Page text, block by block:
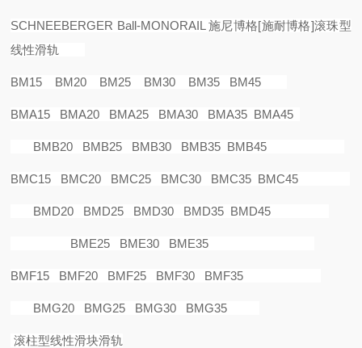
SCHNEEBERGER Ball-MONORAIL施尼博格[施耐博格]滚珠型
线性滑轨
BM15 BM20 BM25 BM30 BM35 BM45
BMA15 BMA20 BMA25 BMA30 BMA35 BMA45
BMB20 BMB25 BMB30 BMB35 BMB45
BMC15 BMC20 BMC25 BMC30 BMC35 BMC45
BMD20 BMD25 BMD30 BMD35 BMD45
BME25 BME30 BME35
BMF15 BMF20 BMF25 BMF30 BMF35
BMG20 BMG25 BMG30 BMG35
滚柱型线性滑块滑轨